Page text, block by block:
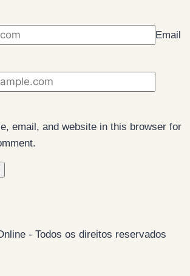
Email
email, and website in this browser for
- Todos os direitos reservados